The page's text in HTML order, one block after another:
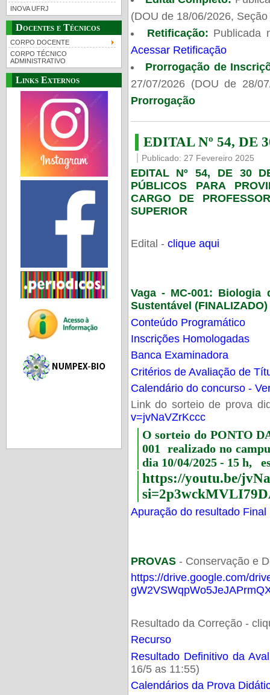
INOVA UFRJ
Docentes e Técnicos
CORPO DOCENTE
CORPO TÉCNICO
ADMINISTRATIVO
Links Externos
(DOU de 18/06/2026,
Retificação: Publicada
Acessar Retificação
Prorrogação de
27/07/2026 (DOU de 28/
Prorrogação
EDITAL Nº 54, DE
Publicado: 27 Fevereiro 2025
EDITAL Nº 54, DE 30
PÚBLICOS PARA
CARGO DE
SUPERIOR
Edital - clique aqui
Vaga - MC-001: Biologia
Sustentável (FINALIZADO)
Conteúdo Programático
Inscrições Homologadas
Banca Examinadora
Critérios de Avaliação de
Calendário do concurso -
Link do sorteio de prova
v=jvNaVZrKccc
O sorteio do PONTO
001 realizado no
dia 10/04/2025 - 15 h,
https://youtu.be/
Apuração do resultado Final
PROVAS- Conservação e
https://drive.google.com/
Resultado da Correção -
Recurso
Resultado Definitivo da
16/5 as 11:55)
Calendários da Prova